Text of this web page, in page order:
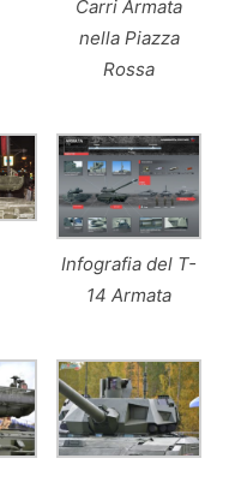
Carri Armata
nella Piazza
Rossa
Infografia del T-
14 Armata